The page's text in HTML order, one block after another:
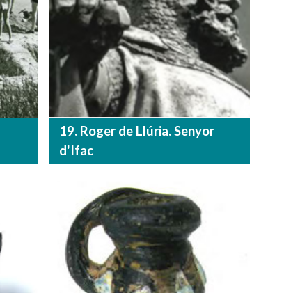
19. Roger de Llúria. Senyor
d'Ifac